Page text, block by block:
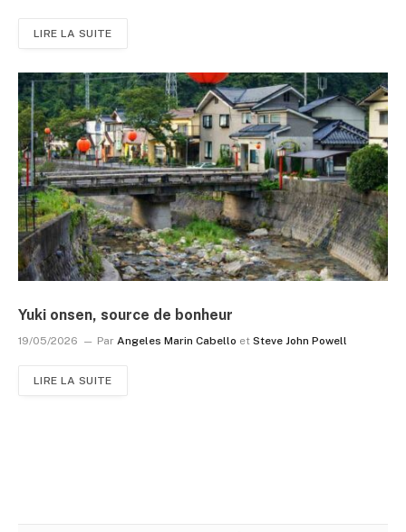
LIRE LA SUITE
Yuki onsen, source de bonheur
19/05/2026 Par Angeles Marin Cabello et Steve John Powell
LIRE LA SUITE